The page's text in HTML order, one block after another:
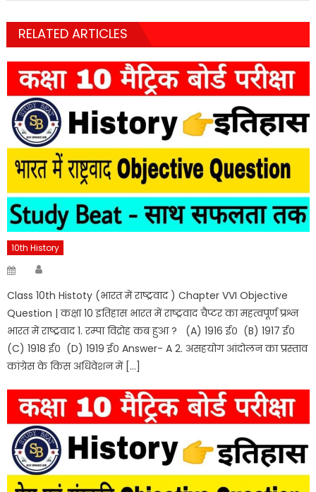
RELATED ARTICLES
10th History
Posted
Class 10th Histoty (भारत में राष्ट्रवाद ) Chapter VVI Objective
Question | कक्षा 10 इतिहास भारत में राष्ट्रवाद चैप्टर का महत्वपूर्ण प्रश्न
भारत में राष्ट्रवाद 1. रम्पा विद्रोह कब हुआ ? (A) 1916 ई० (B) 1917 ई०
(C) 1918 ई० (D) 1919 ई० Answer- A 2. असहयोग आंदोलन का प्रस्ताव
कांग्रेस के किस अधिवेशन में […]